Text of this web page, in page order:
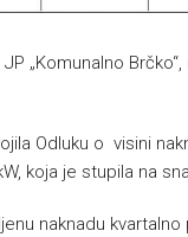
„Komunalno
Odluku o visini
koja je stupila na
naknadu